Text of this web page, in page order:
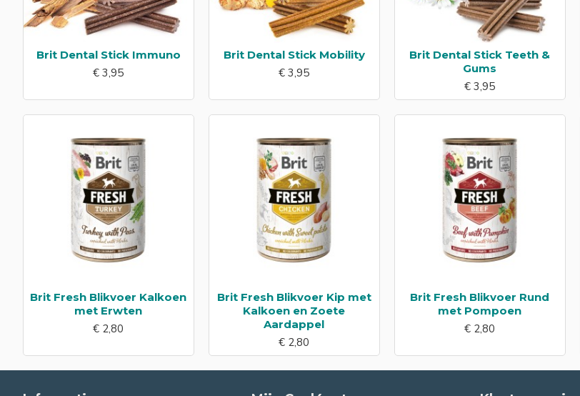
Brit Dental Stick Immuno
€ 3,95
Brit Dental Stick Mobility
€ 3,95
Brit Dental Stick Teeth &
Gums
€ 3,95
Brit Fresh Blikvoer Kalkoen
met Erwten
€ 2,80
Brit Fresh Blikvoer Kip met
Kalkoen en Zoete
Aardappel
€ 2,80
Brit Fresh Blikvoer Rund
met Pompoen
€ 2,80